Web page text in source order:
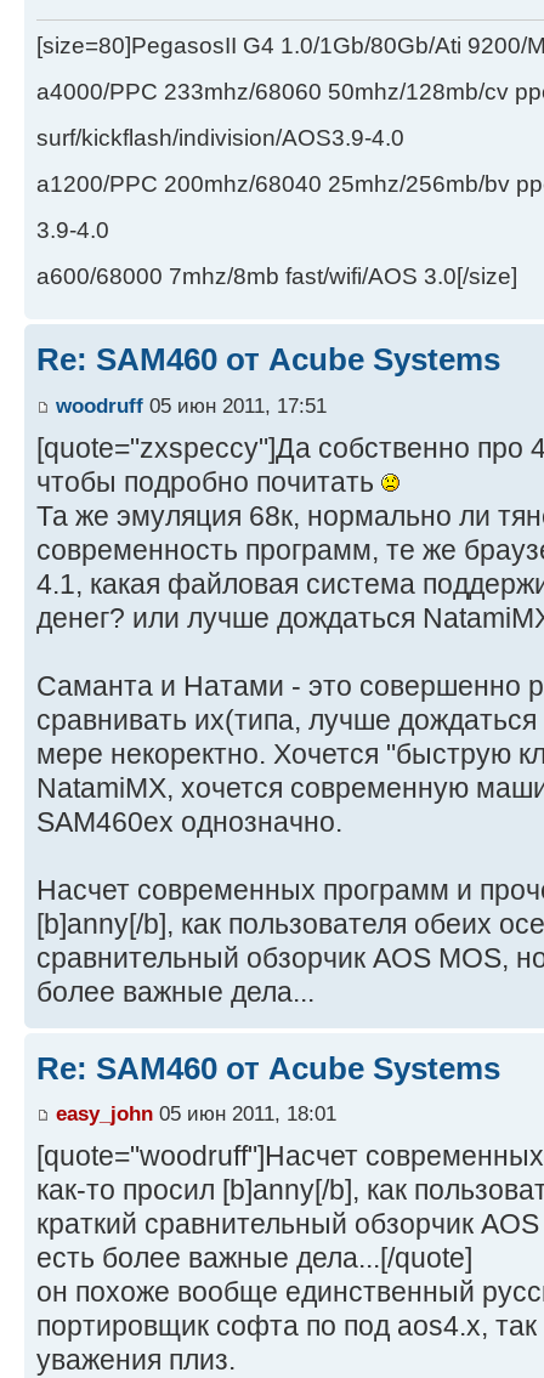
[size=80]PegasosII G4 1.0/1Gb/80Gb/Ati 9200/
a4000/PPC 233mhz/68060 50mhz/128mb/cv
surf/kickflash/indivision/AOS3.9-4.0
a1200/PPC 200mhz/68040 25mhz/256mb/bv
3.9-4.0
a600/68000 7mhz/8mb fast/wifi/AOS 3.0[/size]
Re: SAM460 от Acube Systems
woodruff 05 июн 2011, 17:51
[quote="zxspeccy"]Да собственно про
чтобы подробно почитать
Та же эмуляция 68к, нормально ли
современность программ, те же
4.1, какая файловая система
денег? или лучше дождаться
Саманта и Натами - это совершенно
сравнивать их(типа, лучше
мере некоректно. Хочется "быструю
NatamiMX, хочется современную
SAM460ex однозначно.
Насчет современных программ и
[b]anny[/b], как пользователя обеих
сравнительный обзорчик AOS MOS,
более важные дела...
Re: SAM460 от Acube Systems
easy_john 05 июн 2011, 18:01
[quote="woodruff"]Насчет
как-то просил [b]anny[/b], как
краткий сравнительный обзорчик
есть более важные дела...[/quote]
он похоже вообще единственный
портировщик софта по под aos4.x,
уважения плиз.